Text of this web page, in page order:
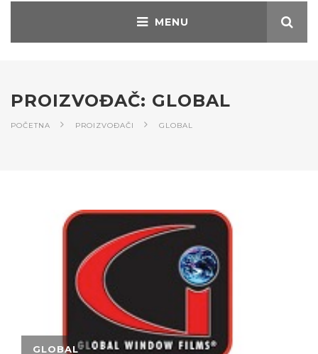
PROIZVOĐAČ: GLOBAL
POČETNA PROIZVOĐAČI GLOBAL